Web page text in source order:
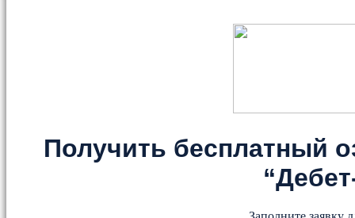
Получить бесплатный